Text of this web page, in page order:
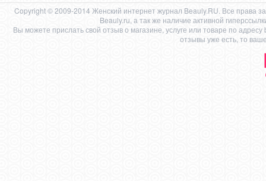
Copyright © 2009-2014 Женский интернет журнал Beauly.RU. Все права
Beauly.ru, а так же наличие активной
Вы можете прислать свой отзыв о магазине, услуге или товаре по адресу
отзывы уже есть, то